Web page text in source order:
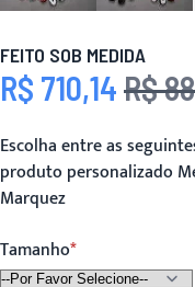
FEITO SOB MEDIDA
Preço Especial
R$ 710,14 Preço
R$
Escolha entre as
produto personalizado
Marquez
Tamanho